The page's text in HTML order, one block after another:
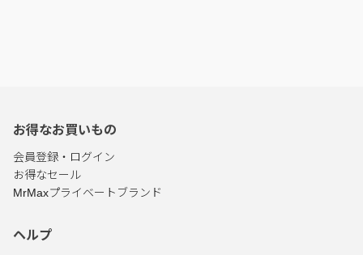
お得なお買いもの
会員登録・ログイン
お得なセール
MrMaxプライベートブランド
ヘルプ